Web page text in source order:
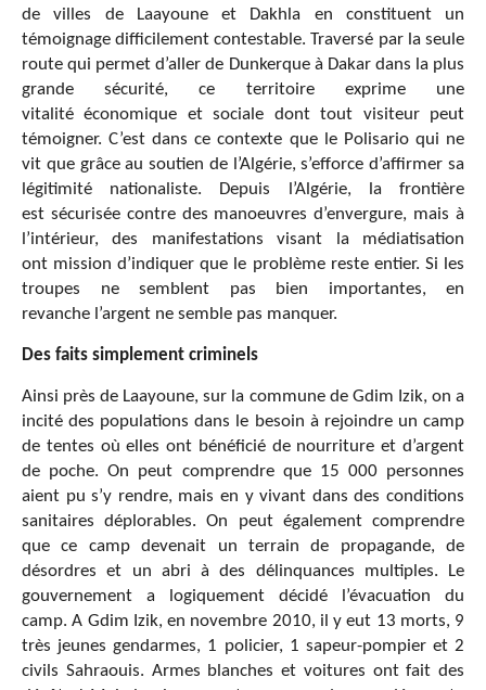
de villes de Laayoune et Dakhla en constituent un
témoignage difficilement contestable. Traversé par la seule
route qui permet d’aller de Dunkerque à Dakar dans la plus
grande sécurité, ce territoire exprime une
vitalité économique et sociale dont tout visiteur peut
témoigner. C’est dans ce contexte que le Polisario qui ne
vit que grâce au soutien de l’Algérie, s’efforce d’affirmer sa
légitimité nationaliste. Depuis l’Algérie, la frontière
est sécurisée contre des manoeuvres d’envergure, mais à
l’intérieur, des manifestations visant la médiatisation
ont mission d’indiquer que le problème reste entier. Si les
troupes ne semblent pas bien importantes, en
revanche l’argent ne semble pas manquer.
Des faits simplement criminels
Ainsi près de Laayoune, sur la commune de Gdim Izik, on a
incité des populations dans le besoin à rejoindre un camp
de tentes où elles ont bénéficié de nourriture et d’argent
de poche. On peut comprendre que 15 000 personnes
aient pu s’y rendre, mais en y vivant dans des conditions
sanitaires déplorables. On peut également comprendre
que ce camp devenait un terrain de propagande, de
désordres et un abri à des délinquances multiples. Le
gouvernement a logiquement décidé l’évacuation du
camp. A Gdim Izik, en novembre 2010, il y eut 13 morts, 9
très jeunes gendarmes, 1 policier, 1 sapeur-pompier et 2
civils Sahraouis. Armes blanches et voitures ont fait des